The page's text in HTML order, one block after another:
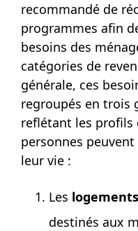
recommandé de
programmes afin
besoins des
catégories de
générale, ces
regroupés en trois
reflétant les profils
personnes
leur vie :
Les
destinés aux